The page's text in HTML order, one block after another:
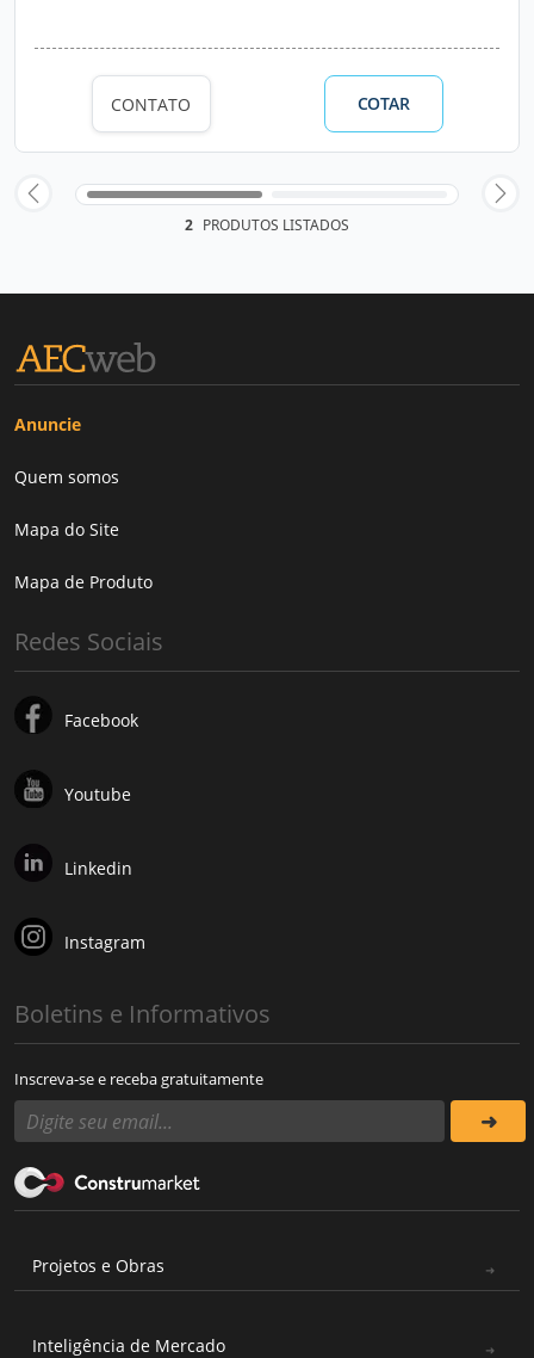
CONTATO COTAR
2 PRODUTOS LISTADOS
Anuncie
Quem somos
Mapa do Site
Mapa de Produto
Redes Sociais
Facebook
Youtube
Linkedin
Instagram
Boletins e Informativos
Inscreva-se e receba gratuitamente
Projetos e Obras
Inteligência de Mercado